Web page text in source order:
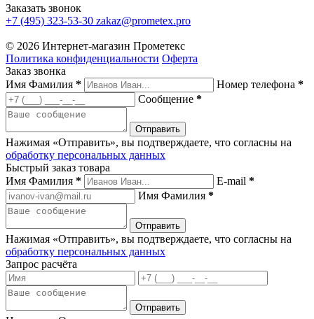
Заказать звонок
+7 (495) 323-53-30 zakaz@prometex.pro
© 2026 Интернет-магазин Прометекс
Политика конфиденциальности Оферта
Заказ звонка
Имя Фамилия * Номер телефона *
Сообщение *
Нажимая «Отправить», вы подтверждаете, что согласны на
обработку персональных данных
Быстрый заказ товара
Имя Фамилия * E-mail *
Имя Фамилия *
Нажимая «Отправить», вы подтверждаете, что согласны на
обработку персональных данных
Запрос расчёта